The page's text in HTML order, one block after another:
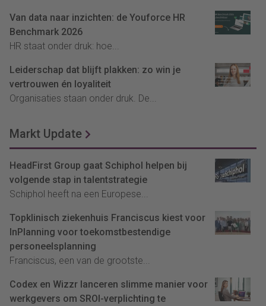
Van data naar inzichten: de Youforce HR
Benchmark 2026
HR staat onder druk: hoe...
Leiderschap dat blijft plakken: zo win je
vertrouwen én loyaliteit
Organisaties staan onder druk. De...
Markt Update
HeadFirst Group gaat Schiphol helpen bij
volgende stap in talentstrategie
Schiphol heeft na een Europese...
Topklinisch ziekenhuis Franciscus kiest voor
InPlanning voor toekomstbestendige
personeelsplanning
Franciscus, een van de grootste...
Codex en Wizzr lanceren slimme manier voor
werkgevers om SROI-verplichting te